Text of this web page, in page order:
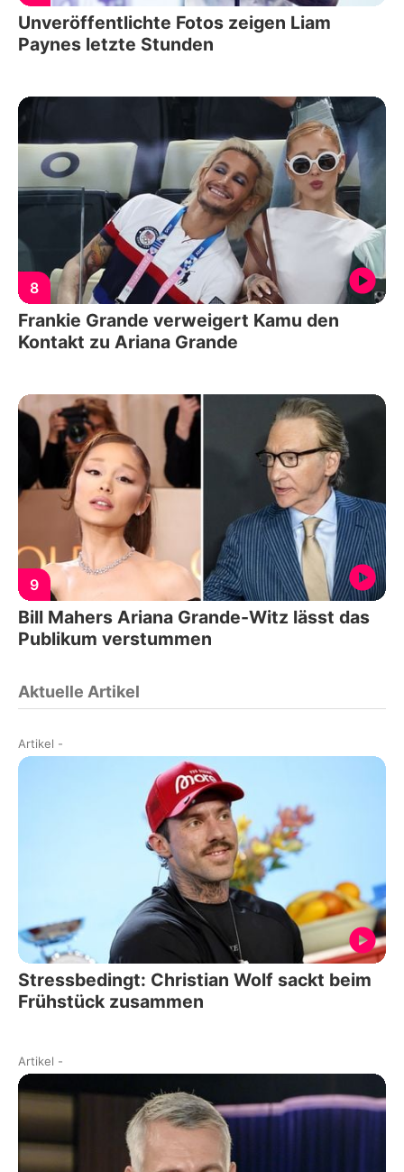
Unveröffentlichte Fotos zeigen Liam
Paynes letzte Stunden
8
Frankie Grande verweigert Kamu den
Kontakt zu Ariana Grande
9
Bill Mahers Ariana Grande-Witz lässt das
Publikum verstummen
Aktuelle Artikel
Artikel -
Stressbedingt: Christian Wolf sackt beim
Frühstück zusammen
Artikel -